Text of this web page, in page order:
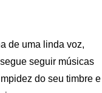
de uma linda voz,
seguir músicas
do seu timbre e